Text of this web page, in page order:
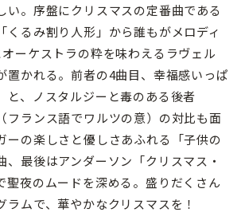
。序盤にクリスマスの定番曲である
くるみ割り人形」から誰もがメロディ
ーケストラの粋を味わえるラヴェル
置かれる。前者の4曲目、幸福感いっぱ
と、ノスタルジーと毒のある後者
フランス語でワルツの意）の対比も面
ーの楽しさと優しさあふれる「子供の
、最後はアンダーソン「クリスマス・
聖夜のムードを深める。盛りだくさん
ラムで、華やかなクリスマスを！